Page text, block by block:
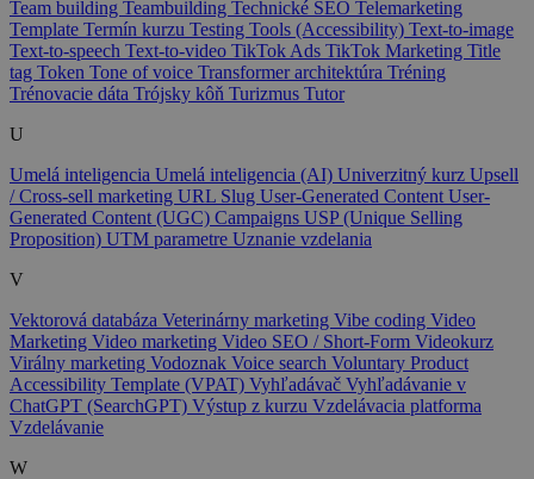
Team building Teambuilding Technické SEO Telemarketing
Template Termín kurzu Testing Tools (Accessibility) Text-to-image
Text-to-speech Text-to-video TikTok Ads TikTok Marketing Title
tag Token Tone of voice Transformer architektúra Tréning
Trénovacie dáta Trójsky kôň Turizmus Tutor
U
Umelá inteligencia Umelá inteligencia (AI) Univerzitný kurz Upsell
/ Cross-sell marketing URL Slug User-Generated Content User-
Generated Content (UGC) Campaigns USP (Unique Selling
Proposition) UTM parametre Uznanie vzdelania
V
Vektorová databáza Veterinárny marketing Vibe coding Video
Marketing Video marketing Video SEO / Short-Form Videokurz
Virálny marketing Vodoznak Voice search Voluntary Product
Accessibility Template (VPAT) Vyhľadávač Vyhľadávanie v
ChatGPT (SearchGPT) Výstup z kurzu Vzdelávacia platforma
Vzdelávanie
W